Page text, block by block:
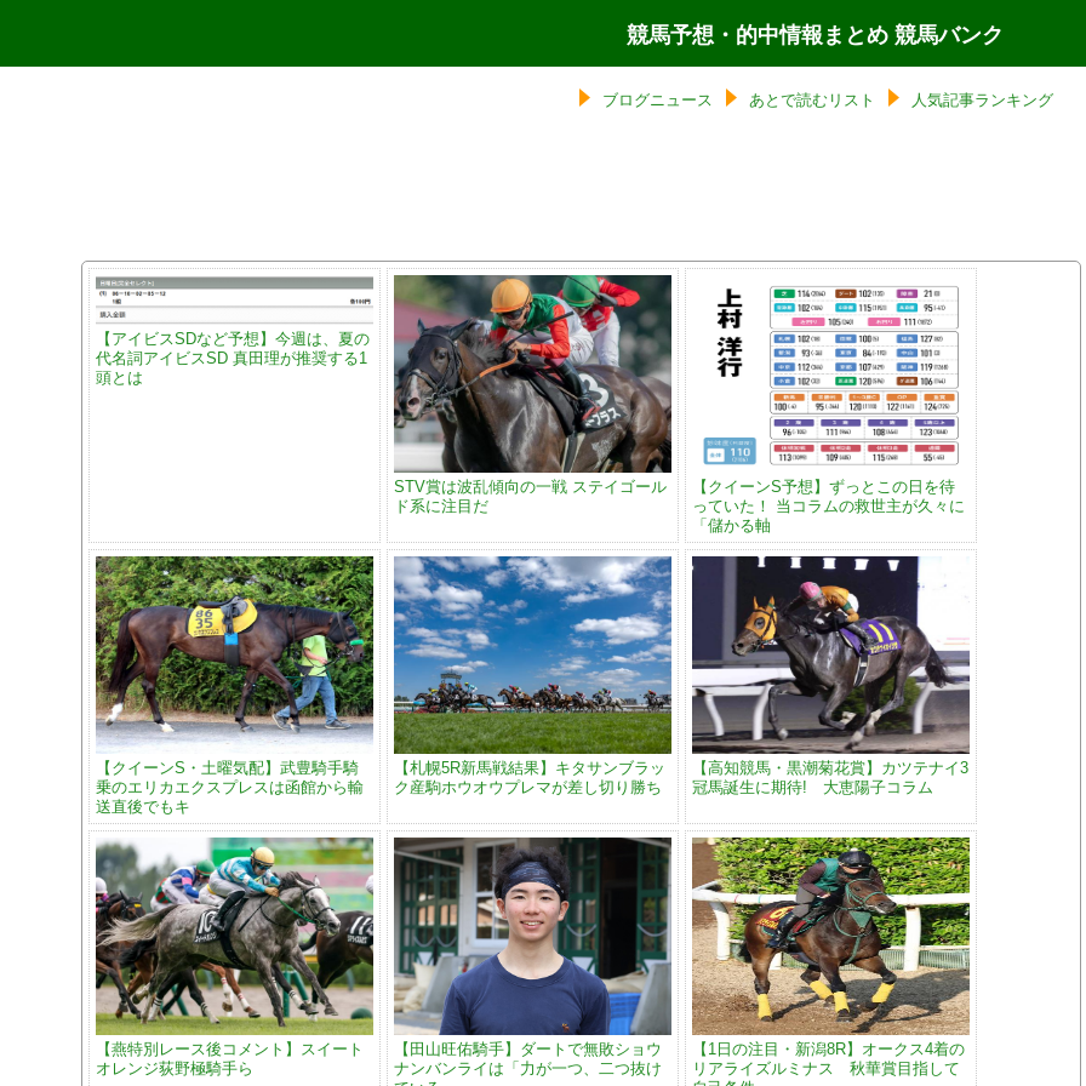
競馬予想・的中情報まとめ 競馬バンク
ブログニュース あとで読むリスト 人気記事ランキング
【アイビスSDなど予想】今週は、夏の
代名詞アイビスSD 真田理が推奨する1
頭とは
STV賞は波乱傾向の一戦 ステイゴール
ド系に注目だ
【クイーンS予想】ずっとこの日を待
っていた！ 当コラムの救世主が久々に
「儲かる軸
【クイーンS・土曜気配】武豊騎手騎
乗のエリカエクスプレスは函館から輸
送直後でもキ
【札幌5R新馬戦結果】キタサンブラッ
ク産駒ホウオウプレマが差し切り勝ち
【高知競馬・黒潮菊花賞】カツテナイ3
冠馬誕生に期待! 大恵陽子コラム
【燕特別レース後コメント】スイート
オレンジ荻野極騎手ら
【田山旺佑騎手】ダートで無敗ショウ
ナンバンライは「力が一つ、二つ抜け
【1日の注目・新潟8R】オークス4着の
リアライズルミナス 秋華賞目指して